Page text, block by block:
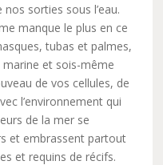
sorties sous l’eau.
manque le plus en ce
tubas et palmes,
et sois-même
de vos cellules, de
l’environnement qui
de la mer se
et embrassent partout
et requins de récifs.